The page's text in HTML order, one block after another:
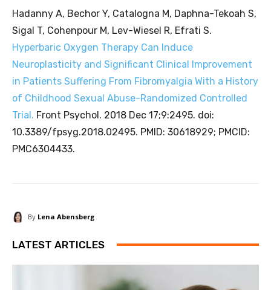
Hadanny A, Bechor Y, Catalogna M, Daphna-Tekoah S,
Sigal T, Cohenpour M, Lev-Wiesel R, Efrati S.
Hyperbaric Oxygen Therapy Can Induce
Neuroplasticity and Significant Clinical Improvement
in Patients Suffering From Fibromyalgia With a History
of Childhood Sexual Abuse-Randomized Controlled
Trial. Front Psychol. 2018 Dec 17;9:2495. doi:
10.3389/fpsyg.2018.02495. PMID: 30618929; PMCID:
PMC6304433.
By Lena Abensberg
LATEST ARTICLES